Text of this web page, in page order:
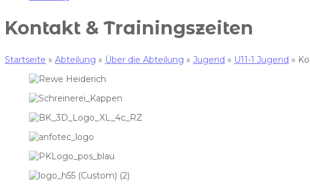
Kontakt & Trainingszeiten
Startseite » Abteilung » Über die Abteilung » Jugend » U11-1 Jugend »